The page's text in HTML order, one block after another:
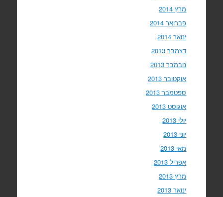
מרץ 2014
פברואר 2014
ינואר 2014
דצמבר 2013
נובמבר 2013
אוקטובר 2013
ספטמבר 2013
אוגוסט 2013
יולי 2013
יוני 2013
מאי 2013
אפריל 2013
מרץ 2013
ינואר 2013